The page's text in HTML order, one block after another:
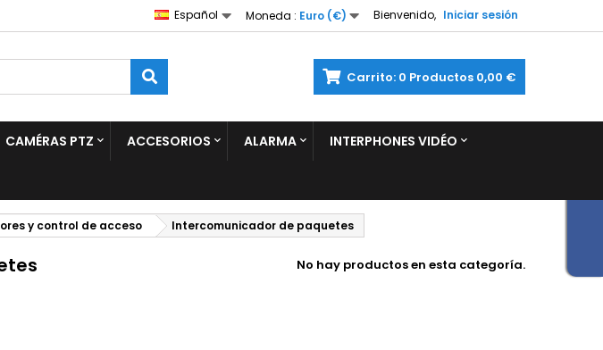
Bienvenido, Iniciar sesión
Moneda : Euro (€)
Español
Carrito: 0 Productos 0,00 €
CAMÉRAS PTZ ACCESORIOS ALARMA INTERPHONES VIDÉO
y control de acceso Intercomunicador de paquetes
No hay productos en esta categoría.